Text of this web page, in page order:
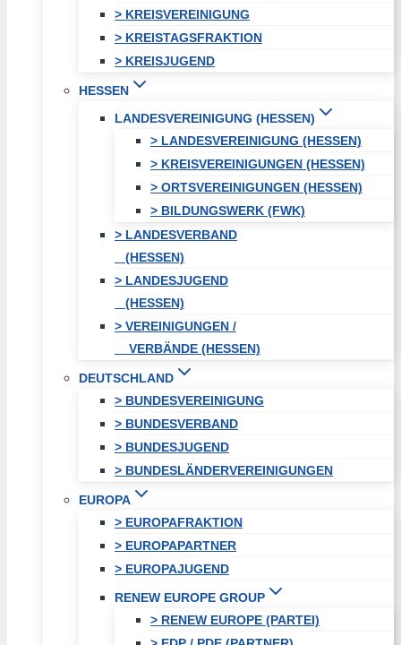
> KREISVEREINIGUNG
> KREISTAGSFRAKTION
> KREISJUGEND
HESSEN
LANDESVEREINIGUNG (HESSEN)
> LANDESVEREINIGUNG (HESSEN)
> KREISVEREINIGUNGEN (HESSEN)
> ORTSVEREINIGUNGEN (HESSEN)
> BILDUNGSWERK (FWK)
> LANDESVERBAND
(HESSEN)
> LANDESJUGEND
(HESSEN)
> VEREINIGUNGEN /
VERBÄNDE (HESSEN)
DEUTSCHLAND
> BUNDESVEREINIGUNG
> BUNDESVERBAND
> BUNDESJUGEND
> BUNDESLÄNDERVEREINIGUNGEN
EUROPA
> EUROPAFRAKTION
> EUROPAPARTNER
> EUROPAJUGEND
RENEW EUROPE GROUP
> RENEW EUROPE (PARTEI)